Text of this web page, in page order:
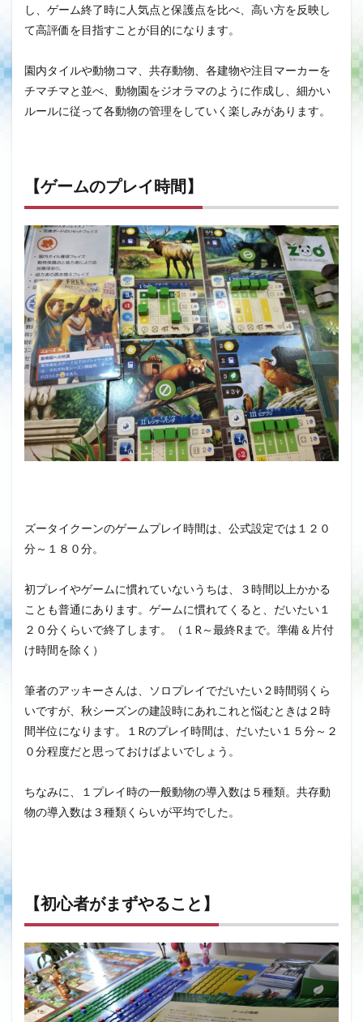
し、ゲーム終了時に人気点と保護点を比べ、高い方を反映し
て高評価を目指すことが目的になります。
園内タイルや動物コマ、共存動物、各建物や注目マーカーを
チマチマと並べ、動物園をジオラマのように作成し、細かい
ルールに従って各動物の管理をしていく楽しみがあります。
【ゲームのプレイ時間】
ズータイクーンのゲームプレイ時間は、公式設定では１２０
分～１８０分。
初プレイやゲームに慣れていないうちは、３時間以上かかる
ことも普通にあります。ゲームに慣れてくると、だいたい１
２０分くらいで終了します。（１R～最終Rまで。準備＆片付
け時間を除く）
筆者のアッキーさんは、ソロプレイでだいたい２時間弱くら
いですが、秋シーズンの建設時にあれこれと悩むときは２時
間半位になります。１Rのプレイ時間は、だいたい１５分～２
０分程度だと思っておけばよいでしょう。
ちなみに、１プレイ時の一般動物の導入数は５種類。共存動
物の導入数は３種類くらいが平均でした。
【初心者がまずやること】